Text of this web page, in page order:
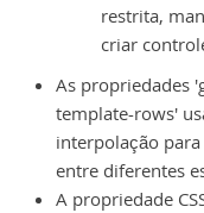
restrita,
criar
As propriedades
template-rows'
interpolação
entre diferentes
A propriedade